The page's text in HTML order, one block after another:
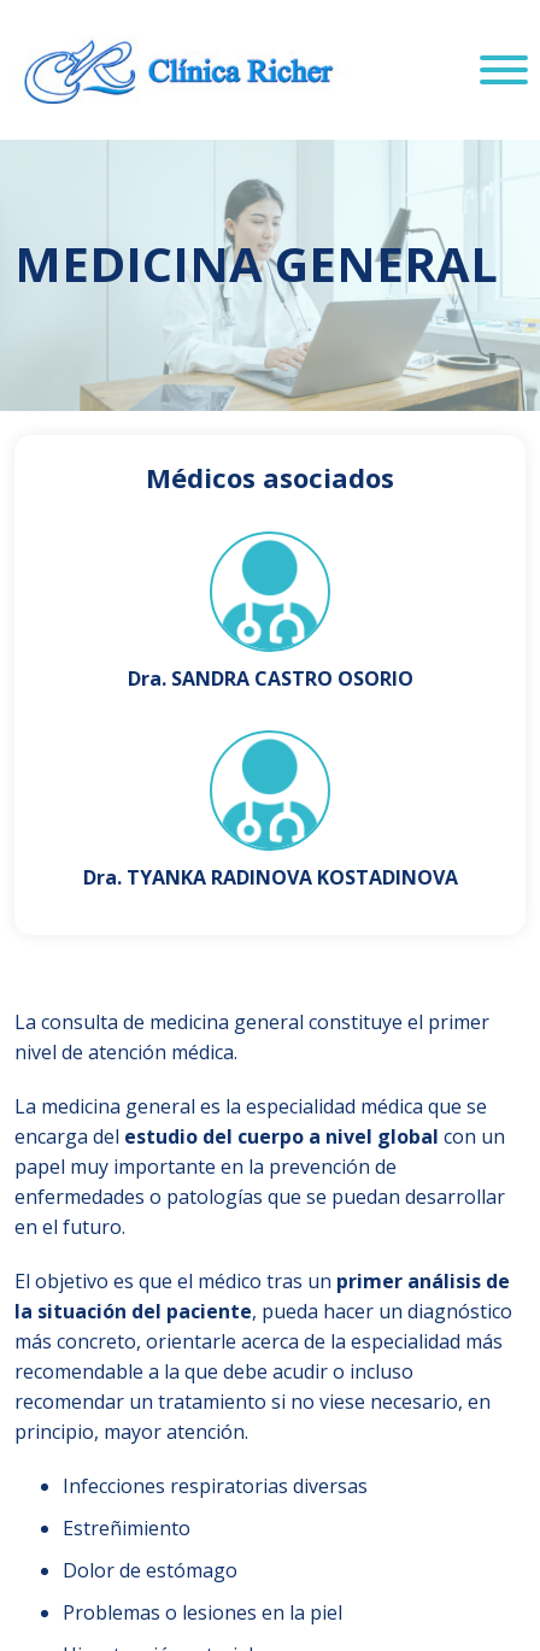
MEDICINA GENERAL
La consulta de medicina general constituye el primer
nivel de atención médica.
La medicina general es la especialidad médica que se
encarga del estudio del cuerpo a nivel global con un
papel muy importante en la prevención de
enfermedades o patologías que se puedan desarrollar
en el futuro.
El objetivo es que el médico tras un primer análisis de
la situación del paciente, pueda hacer un diagnóstico
más concreto, orientarle acerca de la especialidad más
recomendable a la que debe acudir o incluso
recomendar un tratamiento si no viese necesario, en
principio, mayor atención.
Infecciones respiratorias diversas
Estreñimiento
Dolor de estómago
Problemas o lesiones en la piel
Médicos asociados
Dra. SANDRA CASTRO OSORIO
Dra. TYANKA RADINOVA KOSTADINOVA